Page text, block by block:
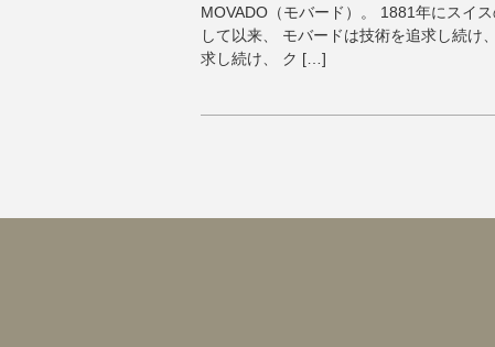
MOVADO（モバード）。 1881年にスイ
して以来、 モバードは技術を追求し続け
求し続け、 ク […]